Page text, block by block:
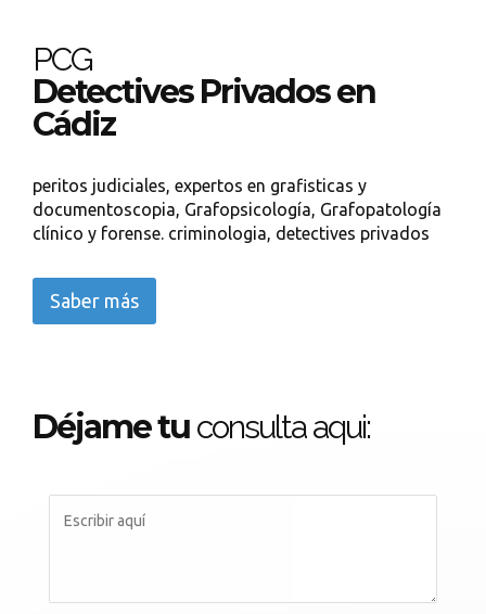
PCG
Detectives Privados en
Cádiz
peritos judiciales, expertos en grafisticas y
documentoscopia, Grafopsicología, Grafopatología
clínico y forense. criminologia, detectives privados
Saber más
Déjame tu consulta aqui: